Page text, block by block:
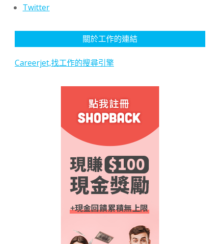
Twitter
關於工作的連結
Careerjet,找工作的搜尋引擎